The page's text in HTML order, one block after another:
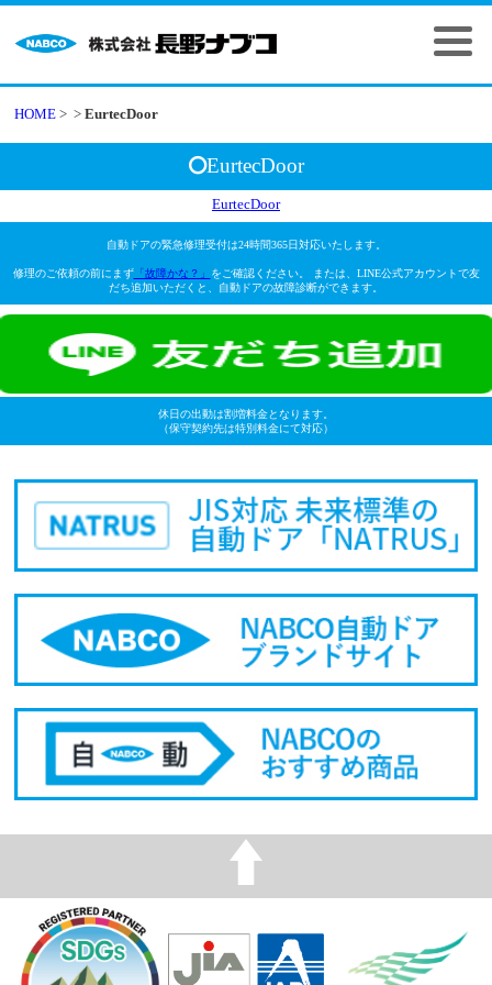
HOME > >EurtecDoor
EurtecDoor
EurtecDoor
自動ドアの緊急修理受付は24時間365日対応いたします。
修理のご依頼の前にまず「故障かな？」
をご確認ください。 または、LINE公式アカウントで友
だち追加いただくと、自動ドアの故障診断ができます。
休日の出動は割増料金となります。
（保守契約先は特別料金にて対応）